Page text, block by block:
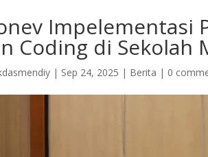
Impelementasi
Coding di Sekolah
| Sep 24, 2025 | Berita | 0